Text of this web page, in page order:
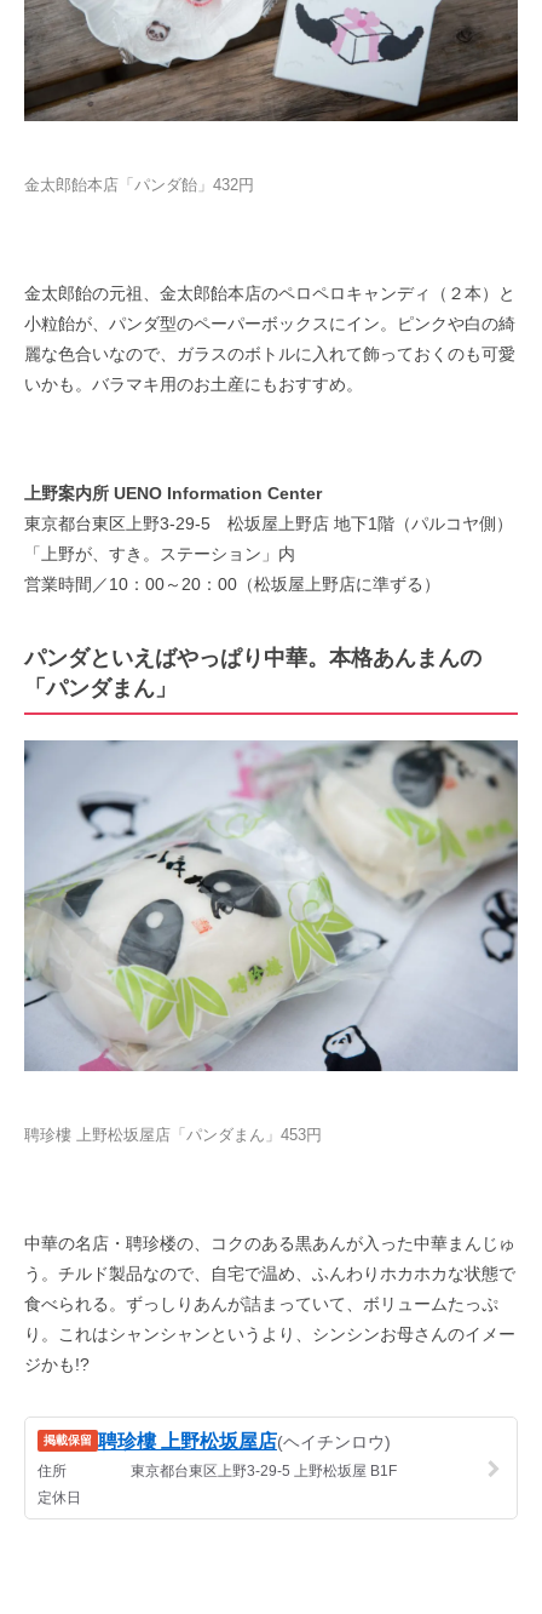
金太郎飴本店「パンダ飴」432円
金太郎飴の元祖、金太郎飴本店のペロペロキャンディ（２本）と
小粒飴が、パンダ型のペーパーボックスにイン。ピンクや白の綺
麗な色合いなので、ガラスのボトルに入れて飾っておくのも可愛
いかも。バラマキ用のお土産にもおすすめ。
上野案内所 UENO Information Center
東京都台東区上野3-29-5 松坂屋上野店 地下1階（パルコヤ側）
「上野が、すき。ステーション」内
営業時間／10：00～20：00（松坂屋上野店に準ずる）
パンダといえばやっぱり中華。本格あんまんの
「パンダまん」
聘珍樓 上野松坂屋店「パンダまん」453円
中華の名店・聘珍楼の、コクのある黒あんが入った中華まんじゅ
う。チルド製品なので、自宅で温め、ふんわりホカホカな状態で
食べられる。ずっしりあんが詰まっていて、ボリュームたっぷ
り。これはシャンシャンというより、シンシンお母さんのイメー
ジかも!?